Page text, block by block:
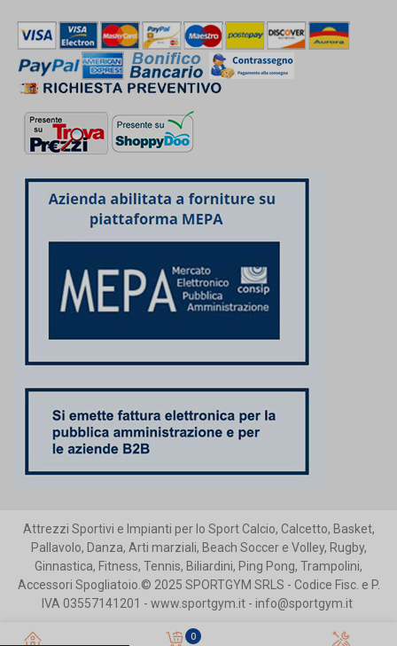
0
Attrezzi Sportivi e Impianti per lo Sport Calcio, Calcetto, Basket,
Pallavolo, Danza, Arti marziali, Beach Soccer e Volley, Rugby,
Ginnastica, Fitness, Tennis, Biliardini, Ping Pong, Trampolini,
Accessori Spogliatoio.© 2025 SPORTGYM SRLS - Codice Fisc. e P.
IVA 03557141201 - www.sportgym.it - info@sportgym.it